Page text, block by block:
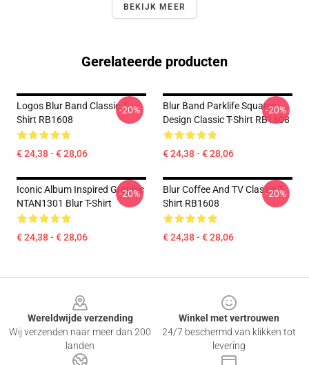
BEKIJK MEER
Gerelateerde producten
Logos Blur Band Classic T-
Shirt RB1608
€ 24,38 - € 28,06
-20%
Blur Band Parklife Squares
Design Classic T-Shirt RB1608
€ 24,38 - € 28,06
-20%
Iconic Album Inspired Graphic
NTAN1301 Blur T-Shirt
€ 24,38 - € 28,06
-20%
Blur Coffee And TV Classic T-
Shirt RB1608
€ 24,38 - € 28,06
-20%
Wereldwijde verzending
Wij verzenden naar meer dan 200
landen
Winkel met vertrouwen
24/7 beschermd van klikken tot
levering